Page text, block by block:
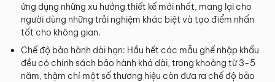
ứng dụng những xu hướng thiết kế mới nhất, mang lại cho
người dùng những trải nghiệm khác biệt và tạo điểm nhấn
tốt cho không gian.
Chế độ bảo hành dài hạn: Hầu hết các mẫu ghế nhập khẩu
đều có chính sách bảo hành khá dài, trong khoảng từ 3-5
năm, thậm chí một số thương hiệu còn đưa ra chế độ bảo